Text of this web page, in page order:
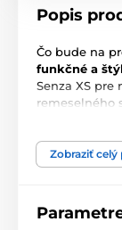
Popis
Čo bude na
funkčné a
Senza XS
remeselného
celých 360°.
brzdy.
Hlavní
Zobraziť celý